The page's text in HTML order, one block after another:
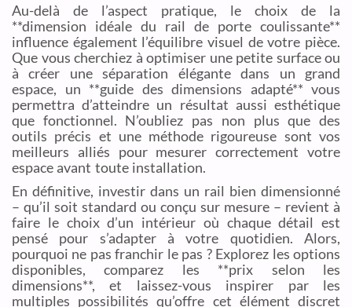
Au-delà de l’aspect pratique, le choix de la
**dimension idéale du rail de porte coulissante**
influence également l’équilibre visuel de votre pièce.
Que vous cherchiez à optimiser une petite surface ou
à créer une séparation élégante dans un grand
espace, un **guide des dimensions adapté** vous
permettra d’atteindre un résultat aussi esthétique
que fonctionnel. N’oubliez pas non plus que des
outils précis et une méthode rigoureuse sont vos
meilleurs alliés pour mesurer correctement votre
espace avant toute installation.
En définitive, investir dans un rail bien dimensionné
– qu’il soit standard ou conçu sur mesure – revient à
faire le choix d’un intérieur où chaque détail est
pensé pour s’adapter à votre quotidien. Alors,
pourquoi ne pas franchir le pas ? Explorez les options
disponibles, comparez les **prix selon les
dimensions**, et laissez-vous inspirer par les
multiples possibilités qu’offre cet élément discret